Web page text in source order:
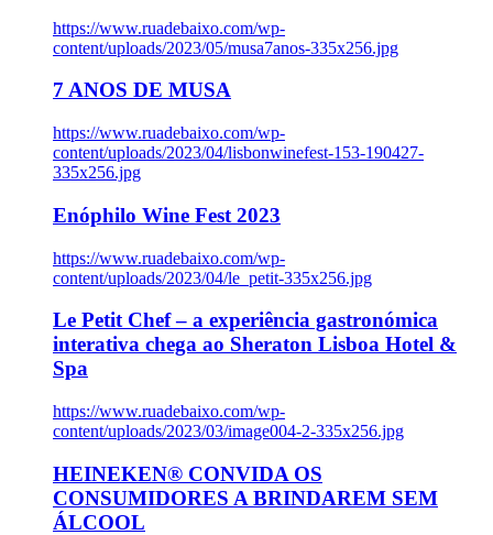
https://www.ruadebaixo.com/wp-
content/uploads/2023/05/musa7anos-335x256.jpg
7 ANOS DE MUSA
https://www.ruadebaixo.com/wp-
content/uploads/2023/04/lisbonwinefest-153-190427-
335x256.jpg
Enóphilo Wine Fest 2023
https://www.ruadebaixo.com/wp-
content/uploads/2023/04/le_petit-335x256.jpg
Le Petit Chef – a experiência gastronómica
interativa chega ao Sheraton Lisboa Hotel &
Spa
https://www.ruadebaixo.com/wp-
content/uploads/2023/03/image004-2-335x256.jpg
HEINEKEN® CONVIDA OS
CONSUMIDORES A BRINDAREM SEM
ÁLCOOL